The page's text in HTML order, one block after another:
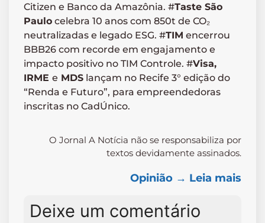
Citizen e Banco da Amazônia. #Taste São
Paulo celebra 10 anos com 850t de CO₂
neutralizadas e legado ESG. #TIM encerrou
BBB26 com recorde em engajamento e
impacto positivo no TIM Controle. #Visa,
IRME e MDS lançam no Recife 3° edição do
“Renda e Futuro”, para empreendedoras
inscritas no CadÚnico.
O Jornal A Notícia não se responsabiliza por
textos devidamente assinados.
Opinião → Leia mais
Deixe um comentário